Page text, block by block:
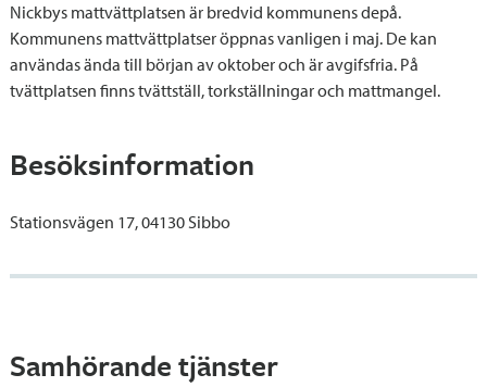
Nickbys mattvättplatsen är bredvid kommunens depå.
Kommunens mattvättplatser öppnas vanligen i maj. De kan
användas ända till början av oktober och är avgifsfria. På
tvättplatsen finns tvättställ, torkställningar och mattmangel.
Besöksinformation
Stationsvägen 17, 04130 Sibbo
Samhörande tjänster